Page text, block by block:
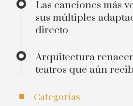
Las canciones más
sus múltiples
directo
Arquitectura
teatros que aún
Categorías